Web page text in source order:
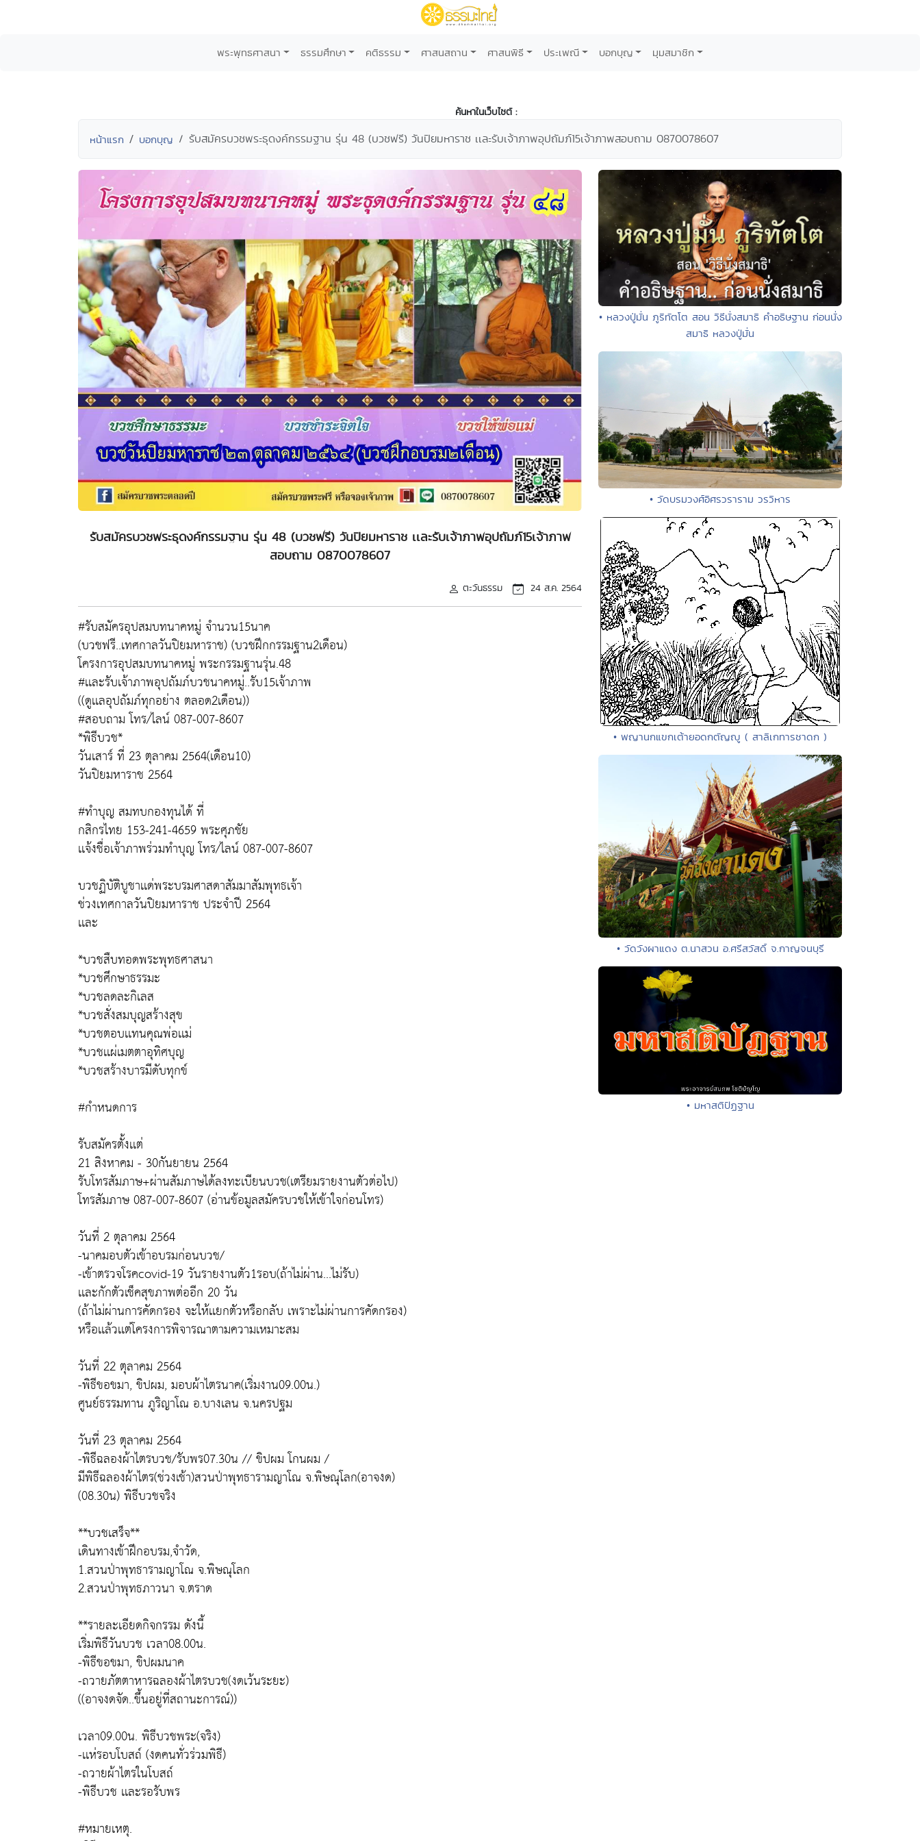
พระพุทธศาสนา ธรรมศึกษา คติธรรม ศาสนสถาน ศาสนพิธี ประเพณี บอกบุญ มุมสมาชิก
ค้นหาในเว็บไซต์ :
หน้าแรก บอกบุญ รับสมัครบวชพระธุดงค์กรรมฐาน รุ่น 48 (บวชฟรี) วันปิยมหาราช เเละรับเจ้าภาพอุปถัมภ์15เจ้าภาพสอบถาม 0870078607
รับสมัครบวชพระธุดงค์กรรมฐาน รุ่น 48 (บวชฟรี) วันปิยมหาราช เเละรับเจ้าภาพอุปถัมภ์15เจ้าภาพ
สอบถาม 0870078607
ตะวันธรรม 24 ส.ค. 2564
#รับสมัครอุปสมบทนาคหมู่ จำนวน15นาค
(บวชฟรี..เทศกาลวันปิยมหาราช) (บวชฝึกกรรมฐาน2เดือน)
โครงการอุปสมบทนาคหมู่ พระกรรมฐานรุ่น.48
#เเละรับเจ้าภาพอุปถัมภ์บวชนาคหมู่..รับ15เจ้าภาพ
((ดูเเลอุปถัมภ์ทุกอย่าง ตลอด2เดือน))
#สอบถาม โทร/ไลน์ 087-007-8607
*พิธีบวช*
วันเสาร์ ที่ 23 ตุลาคม 2564(เดือน10)
วันปิยมหาราช 2564
#ทำบุญ สมทบกองทุนได้ ที่
กสิกรไทย 153-241-4659 พระศุภชัย
เเจ้งชื่อเจ้าภาพร่วมทำบุญ โทร/ไลน์ 087-007-8607
บวชฏิบัติบูชาเเด่พระบรมศาสดาสัมมาสัมพุทธเจ้า
ช่วงเทศกาลวันปิยมหาราช ประจำปี 2564
เเละ
*บวชสืบทอดพระพุทธศาสนา
*บวชศึกษาธรรมะ
*บวชลดละกิเลส
*บวชสั่งสมบุญสร้างสุข
*บวชตอบเเทนคุณพ่อเเม่
*บวชเเผ่เมตตาอุทิศบุญ
*บวชสร้างบารมีดับทุกข์
#กำหนดการ
รับสมัครตั้งเเต่
21 สิงหาคม - 30กันยายน 2564
รับโทรสัมภาษ+ผ่านสัมภาษได้ลงทะเบียนบวช(เตรียมรายงานตัวต่อไป)
โทรสัมภาษ 087-007-8607 (อ่านข้อมูลสมัครบวชให้เข้าใจก่อนโทร)
วันที่ 2 ตุลาคม 2564
-นาคมอบตัวเข้าอบรมก่อนบวช/
-เข้าตรวจโรคcovid-19 วันรายงานตัว1รอบ(ถ้าไม่ผ่าน...ไม่รับ)
เเละกักตัวเช็คสุขภาพต่ออีก 20 วัน
(ถ้าไม่ผ่านการคัดกรอง จะให้เเยกตัวหรือกลับ เพราะไม่ผ่านการคัดกรอง)
หรือเเล้วเเต่โครงการพิจารณาตามความเหมาะสม
วันที่ 22 ตุลาคม 2564
-พิธีขอขมา, ขิปผม, มอบผ้าไตรนาค(เริ่มงาน09.00น.)
ศูนย์ธรรมทาน ภูริญาโณ อ.บางเลน จ.นครปฐม
วันที่ 23 ตุลาคม 2564
-พิธีฉลองผ้าไตรบวช/รับพร07.30น // ขิปผม โกนผม /
มีพิธีฉลองผ้าไตร(ช่วงเช้า)สวนป่าพุทธารามญาโณ จ.พิษณุโลก(อาจงด)
(08.30น) พิธีบวชจริง
**บวชเสร็จ**
เดินทางเข้าฝึกอบรม,จำวัด,
1.สวนป่าพุทธารามญาโณ จ.พิษณุโลก
2.สวนป่าพุทธภาวนา จ.ตราด
**รายละเอียดกิจกรรม ดังนี้
เริ่มพิธีวันบวช เวลา08.00น.
-พิธีขอขมา, ขิปผมนาค
-ถวายภัตตาหารฉลองผ้าไตรบวช(งดเว้นระยะ)
((อาจงดจัด..ขึ้นอยู่ที่สถานะการณ์))
เวลา09.00น. พิธีบวชพระ(จริง)
-เเห่รอบโบสถ์ (งดคนทั่วร่วมพิธี)
-ถวายผ้าไตรในโบสถ์
-พิธีบวช เเละรอรับพร
#หมายเหตุ.
• หลวงปู่มั่น ภูริทัตโต สอน วิธีนั่งสมาธิ คําอธิษฐาน ก่อนนั่ง
สมาธิ หลวงปู่มั่น
• วัดบรมวงศ์อิศรวราราม วรวิหาร
• พญานกแขกเต้ายอดกตัญญู ( สาลิเกทารชาดก )
• วัดวังผาแดง ต.นาสวน อ.ศรีสวัสดิ์ จ.กาญจนบุรี
• มหาสติปัฏฐาน